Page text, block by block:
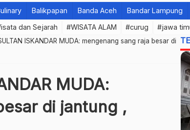
Balikpapan Banda Aceh Bandar Lampung
dan Sejarah #WISATA ALAM #curug #jawa
ISKANDAR MUDA: mengenang sang raja besar di
MUDA:
di jantung ,